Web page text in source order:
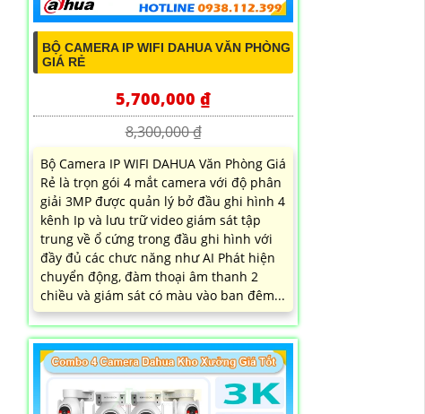
BỘ CAMERA IP WIFI DAHUA VĂN PHÒNG
GIÁ RẺ
5,700,000 ₫
8,300,000 ₫
Bộ Camera IP WIFI DAHUA Văn Phòng Giá
Rẻ là trọn gói 4 mắt camera với độ phân
giải 3MP được quản lý bở đầu ghi hình 4
kênh Ip và lưu trữ video giám sát tập
trung về ổ cứng trong đầu ghi hình với
đầy đủ các chưc năng như AI Phát hiện
chuyển động, đàm thoại âm thanh 2
chiều và giám sát có màu vào ban đêm...